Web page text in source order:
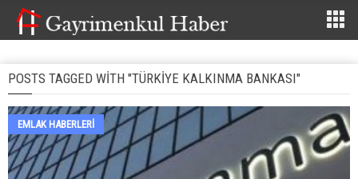
POSTS TAGGED WITH "TÜRKIYE KALKINMA BANKASI"
EMLAK HABERLERI